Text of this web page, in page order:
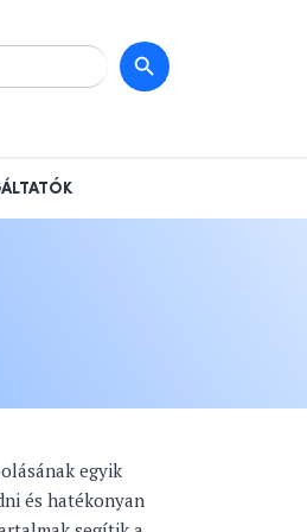
egyik
és hatékonyan